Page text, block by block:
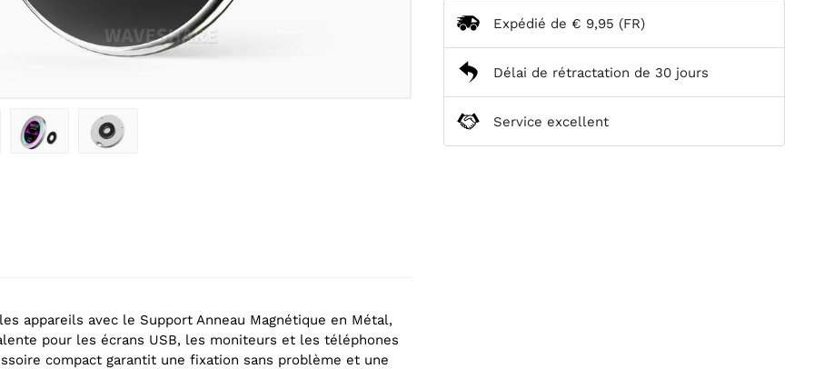
appareils avec le Support Anneau Magnétique en Métal,
pour les écrans USB, les moniteurs et les téléphones
compact garantit une fixation sans problème et une
Expédié de € 9,95 (FR)
Délai de rétractation de 30 jours
Service excellent